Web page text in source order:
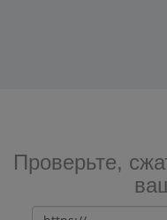
Проверьте,